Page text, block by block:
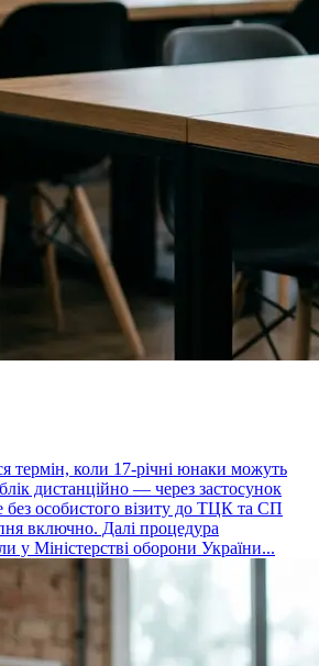
термін, коли 17-річні юнаки можуть
дистанційно — через застосунок
без особистого візиту до ТЦК та СП
включно. Далі процедура
у Міністерстві оборони України...